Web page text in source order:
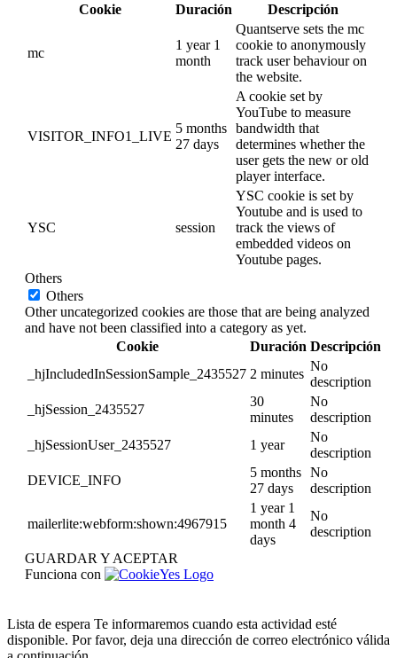
Cookie
Duración Descripción
mc
1 year 1
month
Quantserve sets the mc
cookie to anonymously
track user behaviour on
the website.
VISITOR_INFO1_LIVE
5 months
27 days
A cookie set by
YouTube to measure
bandwidth that
determines whether the
user gets the new or old
player interface.
YSC session
YSC cookie is set by
Youtube and is used to
track the views of
embedded videos on
Youtube pages.
Others
Others
Other uncategorized cookies are those that are being analyzed
and have not been classified into a category as yet.
Cookie
Duración Descripción
_hjIncludedInSessionSample_2435527 2 minutes
No
description
_hjSession_2435527
30
minutes
No
description
_hjSessionUser_2435527
1 year
No
description
DEVICE_INFO
5 months
27 days
No
description
mailerlite:webform:shown:4967915
1 year 1
month 4
days
No
description
GUARDAR Y ACEPTAR
Funciona con
Lista de espera Te informaremos cuando esta actividad esté
disponible. Por favor, deja una dirección de correo electrónico válida